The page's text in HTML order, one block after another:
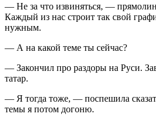
— Не за что извиняться, —
Каждый из нас строит так свой
нужным.
— А на какой теме ты сейчас?
— Закончил про раздоры на Руси.
татар.
— Я тогда тоже, — поспешила
темы я потом догоню.